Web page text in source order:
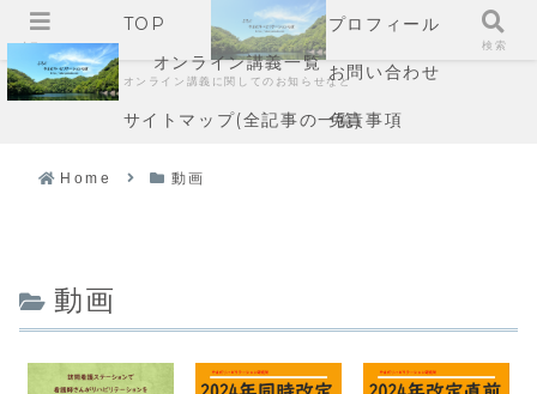
TOP
プロフィール
オンライン講義一覧
オンライン講義に関してのお知らせなどお問い合わせ
サイトマップ(全記事の一覧)免責事項
Home 動画
動画
メニュー 検索